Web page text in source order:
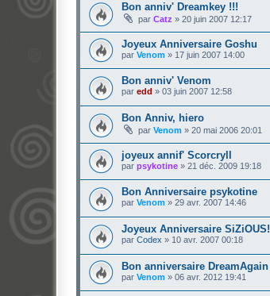
Bon anniv' Dreamkey !!!
par Catz » 20 juin 2007 12:17
Joyeux Anniversaire Goshu
par Venom » 17 juin 2007 14:00
Bon anniv' Venom
par edd » 03 juin 2007 12:58
Bon Anniv, hiero
par Venom » 20 mai 2006 20:01
joyeux annif' Scorcryll
par psykotine » 21 déc. 2009 19:18
Bon Anniversaire psykotine
par Venom » 29 avr. 2007 14:46
Joyeux Anniversaire SiZiOUS!
par Codex » 10 avr. 2007 00:18
Bon anniversaire DreamAgain
par Venom » 06 avr. 2012 19:41